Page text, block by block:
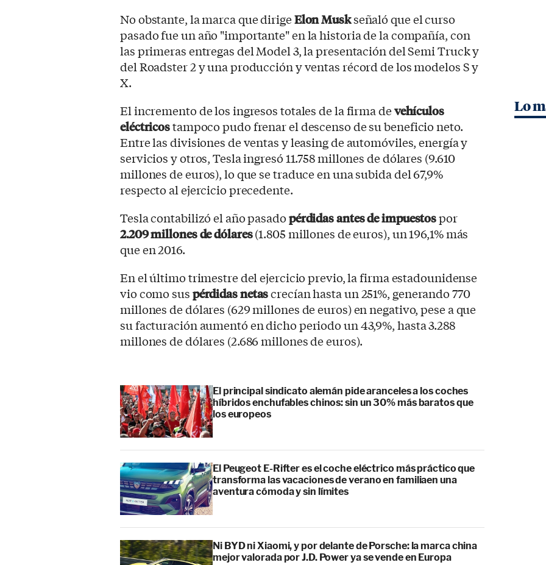
No obstante, la marca que dirigeElon Muskseñaló que el curso
pasado fue un año "importante" en la historia de la compañía, con
las primeras entregas del Model 3, la presentación del Semi Truck y
del Roadster 2 y una producción y ventas récord de los modelos S y
X.
El incremento de los ingresos totales de la firma devehículos
eléctricostampoco pudo frenar el descenso de su beneficio neto.
Entre las divisiones de ventas y leasing de automóviles, energía y
servicios y otros, Tesla ingresó 11.758 millones de dólares (9.610
millones de euros), lo que se traduce en una subida del 67,9%
respecto al ejercicio precedente.
Tesla contabilizó el año pasadopérdidas antes de impuestospor
2.209 millones de dólares(1.805 millones de euros), un 196,1% más
que en 2016.
En el último trimestre del ejercicio previo, la firma estadounidense
vio como suspérdidas netascrecían hasta un 251%, generando 770
millones de dólares (629 millones de euros) en negativo, pese a que
su facturación aumentó en dicho periodo un 43,9%, hasta 3.288
millones de dólares (2.686 millones de euros).
El principal sindicato alemán pide aranceles a los coches
híbridos enchufables chinos: sin un 30% más baratos que
los europeos
El Peugeot E-Rifter es el coche eléctrico más práctico que
transforma las vacaciones de verano en familiaen una
aventura cómoda y sin límites
Ni BYD ni Xiaomi, y por delante de Porsche: la marca china
mejor valorada por J.D. Power ya se vende en Europa
Lo